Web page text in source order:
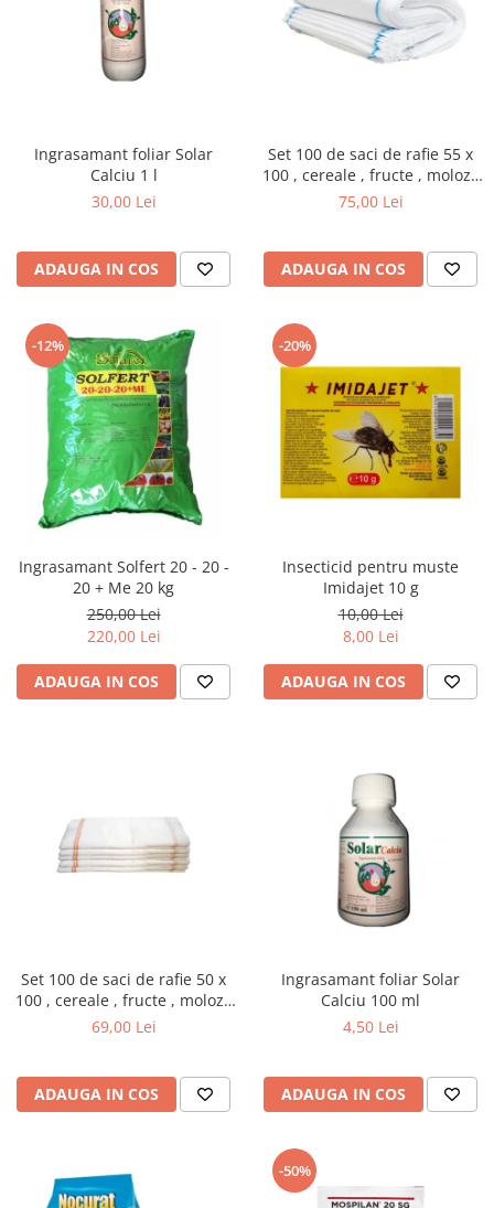
Ingrasamant foliar Solar
Calciu 1 l
30,00 Lei
ADAUGA IN COS
Set 100 de saci de rafie 55 x
100 , cereale , fructe , moloz ,
menaj si depozitare
75,00 Lei
ADAUGA IN COS
-12%
Ingrasamant Solfert 20 - 20 -
20 + Me 20 kg
250,00 Lei
220,00 Lei
ADAUGA IN COS
-20%
Insecticid pentru muste
Imidajet 10 g
10,00 Lei
8,00 Lei
ADAUGA IN COS
Set 100 de saci de rafie 50 x
100 , cereale , fructe , moloz ,
menaj si depozitare
69,00 Lei
ADAUGA IN COS
Ingrasamant foliar Solar
Calciu 100 ml
4,50 Lei
ADAUGA IN COS
-50%